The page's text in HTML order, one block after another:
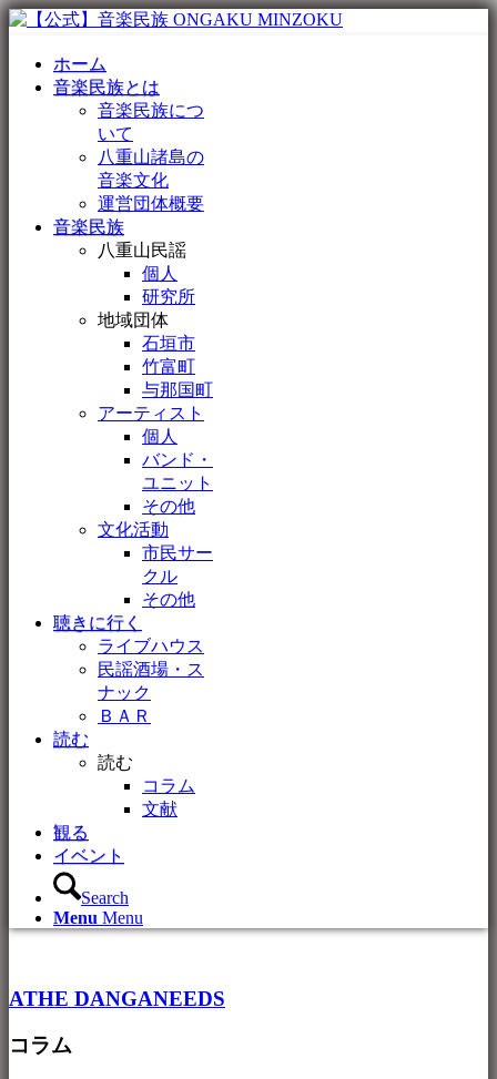
ホーム
音楽民族とは
音楽民族につ
いて
八重山諸島の
音楽文化
運営団体概要
音楽民族
八重山民謡
個人
研究所
地域団体
石垣市
竹富町
与那国町
アーティスト
個人
バンド・
ユニット
その他
文化活動
市民サー
クル
その他
聴きに行く
ライブハウス
民謡酒場・ス
ナック
ＢＡＲ
読む
読む
コラム
文献
観る
イベント
Search
Menu Menu
ATHE DANGANEEDS
コラム